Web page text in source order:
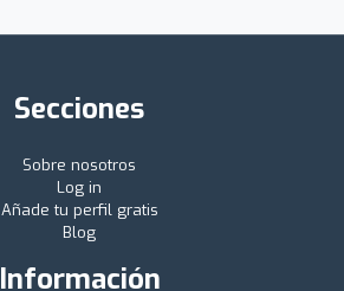
Secciones
Sobre nosotros
Log in
Añade tu perfil gratis
Blog
Información